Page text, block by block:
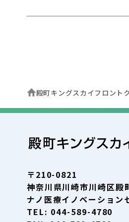
殿町キングスカイフロント
〒210-0821
神奈川県川崎市川崎区
ナノ医療イノベーション
TEL: 044-589-4780